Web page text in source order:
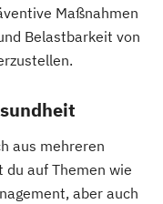
Maßnahmen
Belastbarkeit von
aus mehreren
auf Themen wie
aber auch